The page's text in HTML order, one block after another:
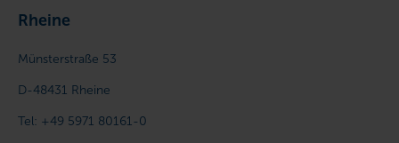
Rheine
Münsterstraße 53
D-48431 Rheine
Tel: +49 5971 80161-0